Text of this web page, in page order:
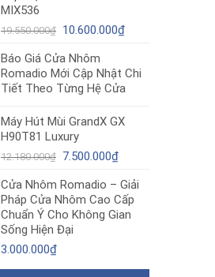
5.200.000₫.
MIX536
19.550.000₫ Giá
là:
19.550.000₫.
10.600.000₫Giá
là:
10.600.000₫.
Báo Giá Cửa Nhôm
Romadio Mới Cập Nhật Chi
Tiết Theo Từng Hệ Cửa
Máy Hút Mùi GrandX GX
H90T81 Luxury
12.180.000₫ Giá
là:
12.180.000₫.
7.500.000₫Giá
tại
là:
7.500.000₫.
Cửa Nhôm Romadio – Giải
Pháp Cửa Nhôm Cao Cấp
Chuẩn Ý Cho Không Gian
Sống Hiện Đại
3.000.000₫